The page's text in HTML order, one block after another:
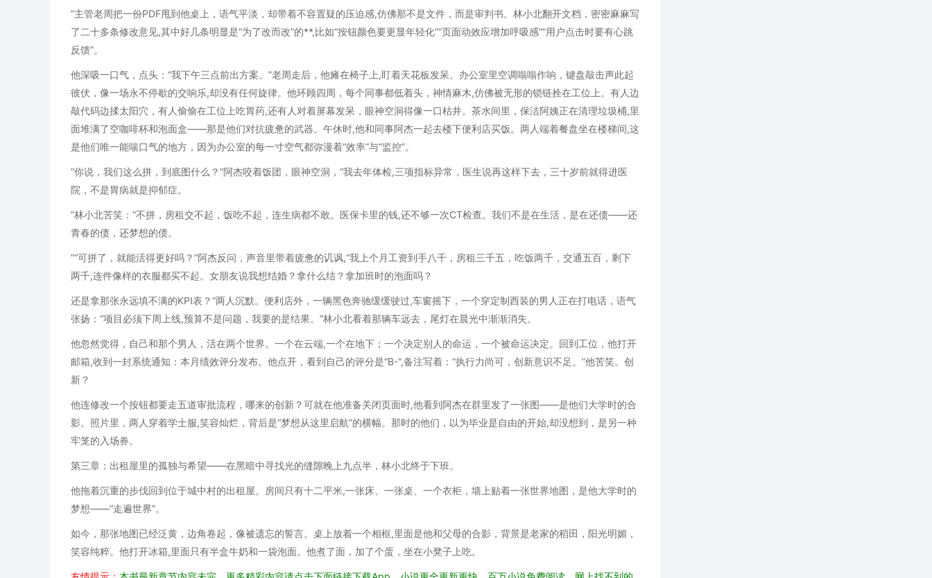
”主管老周把一份PDF甩到他桌上，语气平淡，却带着不容置疑的压迫感,仿佛那不是文件，而是审判书。林小北翻开文档，密密麻麻写
了二十多条修改意见,其中好几条明显是“为了改而改”的**,比如“按钮颜色要更显年轻化”“页面动效应增加呼吸感”“用户点击时要有心跳
反馈”。
他深吸一口气，点头：“我下午三点前出方案。”老周走后，他瘫在椅子上,盯着天花板发呆。办公室里空调嗡嗡作响，键盘敲击声此起
彼伏，像一场永不停歇的交响乐,却没有任何旋律。他环顾四周，每个同事都低着头，神情麻木,仿佛被无形的锁链拴在工位上。有人边
敲代码边揉太阳穴，有人偷偷在工位上吃胃药,还有人对着屏幕发呆，眼神空洞得像一口枯井。茶水间里，保洁阿姨正在清理垃圾桶,里
面堆满了空咖啡杯和泡面盒——那是他们对抗疲惫的武器。午休时,他和同事阿杰一起去楼下便利店买饭。两人端着餐盘坐在楼梯间,这
是他们唯一能喘口气的地方，因为办公室的每一寸空气都弥漫着“效率”与“监控”。
“你说，我们这么拼，到底图什么？”阿杰咬着饭团，眼神空洞，“我去年体检,三项指标异常，医生说再这样下去，三十岁前就得进医
院，不是胃病就是抑郁症。
”林小北苦笑：“不拼，房租交不起，饭吃不起，连生病都不敢。医保卡里的钱,还不够一次CT检查。我们不是在生活，是在还债——还
青春的债，还梦想的债。
”“可拼了，就能活得更好吗？”阿杰反问，声音里带着疲惫的讥讽,“我上个月工资到手八千，房租三千五，吃饭两千，交通五百，剩下
两千,连件像样的衣服都买不起。女朋友说我想结婚？拿什么结？拿加班时的泡面吗？
还是拿那张永远填不满的KPI表？”两人沉默。便利店外，一辆黑色奔驰缓缓驶过,车窗摇下，一个穿定制西装的男人正在打电话，语气
张扬：“项目必须下周上线,预算不是问题，我要的是结果。”林小北看着那辆车远去，尾灯在晨光中渐渐消失。
他忽然觉得，自己和那个男人，活在两个世界。一个在云端,一个在地下；一个决定别人的命运，一个被命运决定。回到工位，他打开
邮箱,收到一封系统通知：本月绩效评分发布。他点开，看到自己的评分是“B-”,备注写着：“执行力尚可，创新意识不足。”他苦笑。创
新？
他连修改一个按钮都要走五道审批流程，哪来的创新？可就在他准备关闭页面时,他看到阿杰在群里发了一张图——是他们大学时的合
影。照片里，两人穿着学士服,笑容灿烂，背后是“梦想从这里启航”的横幅。那时的他们，以为毕业是自由的开始,却没想到，是另一种
牢笼的入场券。
第三章：出租屋里的孤独与希望——在黑暗中寻找光的缝隙晚上九点半，林小北终于下班。
他拖着沉重的步伐回到位于城中村的出租屋。房间只有十二平米,一张床、一张桌、一个衣柜，墙上贴着一张世界地图，是他大学时的
梦想——“走遍世界”。
如今，那张地图已经泛黄，边角卷起，像被遗忘的誓言。桌上放着一个相框,里面是他和父母的合影，背景是老家的稻田，阳光明媚，
笑容纯粹。他打开冰箱,里面只有半盒牛奶和一袋泡面。他煮了面，加了个蛋，坐在小凳子上吃。